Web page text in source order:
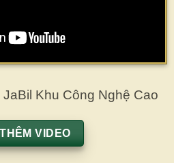
Khu Công Nghệ Cao
VIDEO